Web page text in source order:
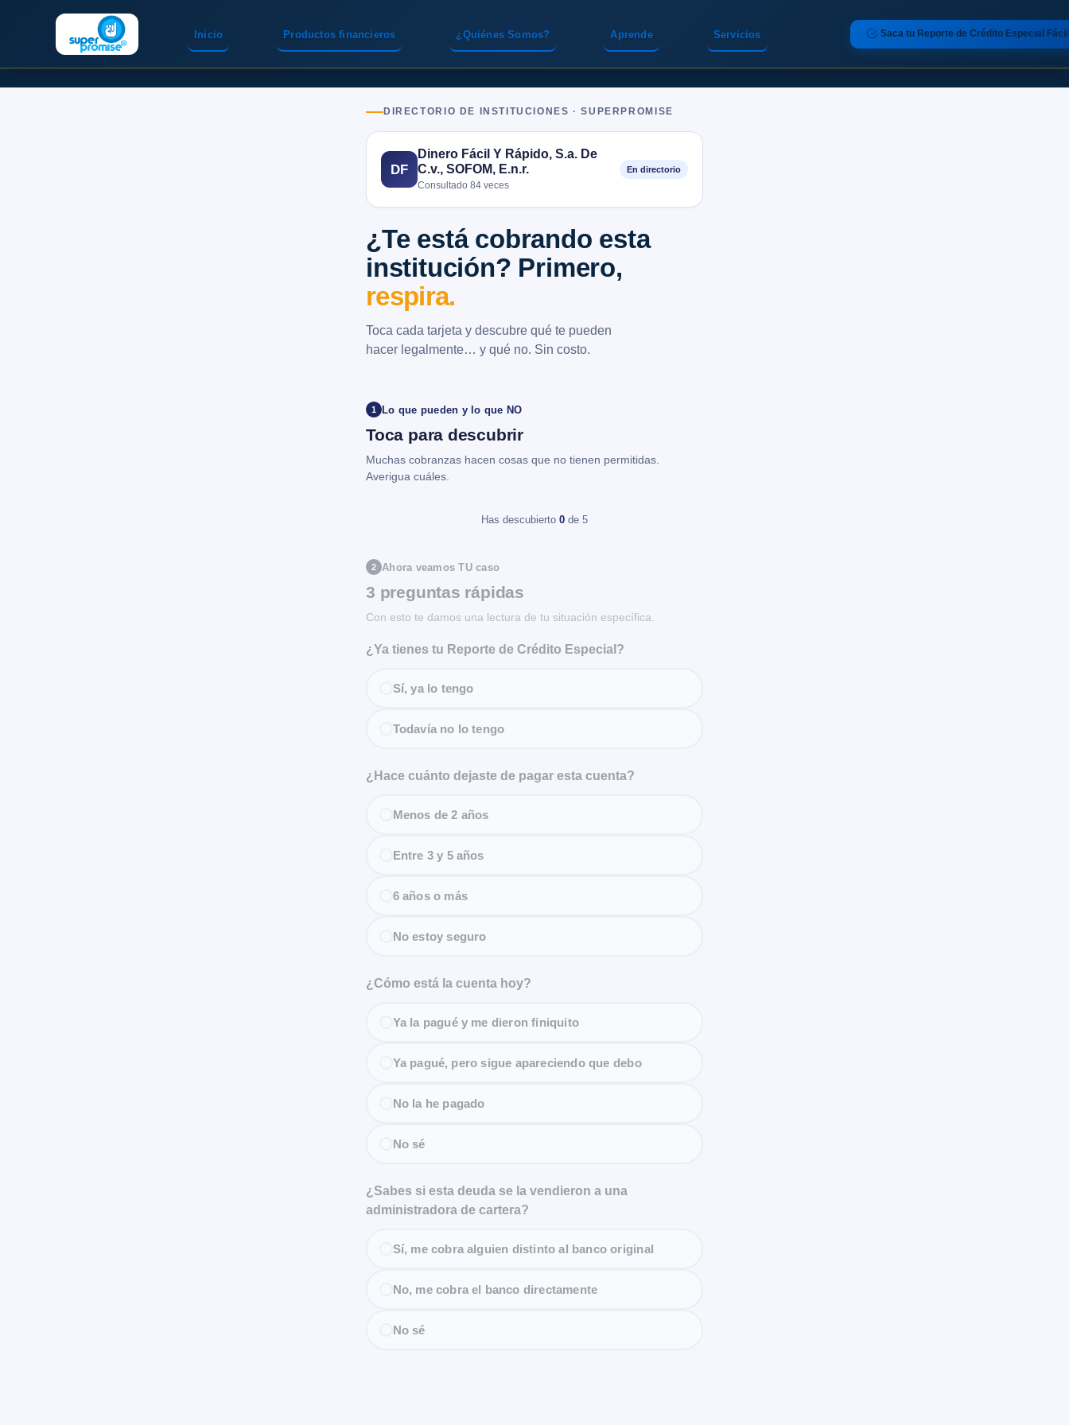
Inicio Servicios
Productos financieros ¿Quiénes Somos? Aprende Saca tu Reporte de Crédito Especial Fácil
DIRECTORIO DE INSTITUCIONES · SUPERPROMISE
DF
Dinero Fácil Y Rápido, S.a. De
C.v., SOFOM, E.n.r.
Consultado 84 veces
En directorio
¿Te está cobrando esta
institución? Primero,
respira.
Toca cada tarjeta y descubre qué te pueden
hacer legalmente… y qué no. Sin costo.
1 Lo que pueden y lo que NO
Toca para descubrir
Muchas cobranzas hacen cosas que no tienen permitidas.
Averigua cuáles.
Has descubierto 0 de 5
2 Ahora veamos TU caso
3 preguntas rápidas
Con esto te damos una lectura de tu situación específica.
¿Ya tienes tu Reporte de Crédito Especial?
Sí, ya lo tengo
Todavía no lo tengo
¿Hace cuánto dejaste de pagar esta cuenta?
Menos de 2 años
Entre 3 y 5 años
6 años o más
No estoy seguro
¿Cómo está la cuenta hoy?
Ya la pagué y me dieron finiquito
Ya pagué, pero sigue apareciendo que debo
No la he pagado
No sé
¿Sabes si esta deuda se la vendieron a una
administradora de cartera?
Sí, me cobra alguien distinto al banco original
No, me cobra el banco directamente
No sé